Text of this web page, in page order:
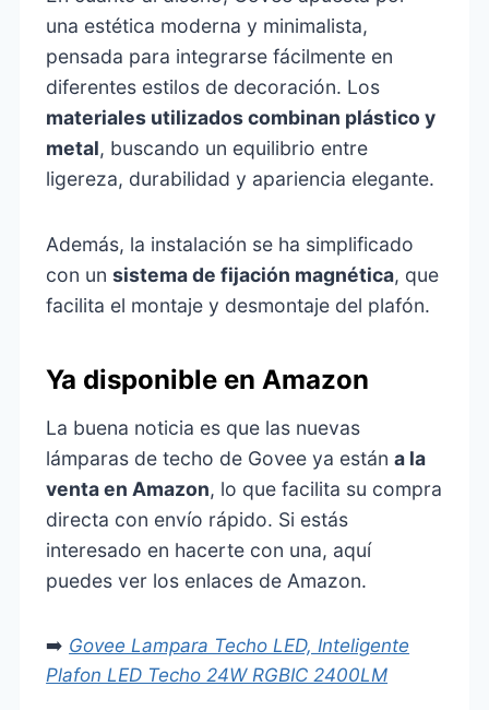
una estética moderna y minimalista,
pensada para integrarse fácilmente en
diferentes estilos de decoración. Los
materiales utilizados combinan plástico y
metal, buscando un equilibrio entre
ligereza, durabilidad y apariencia elegante.
Además, la instalación se ha simplificado
con unsistema de fijación magnética, que
facilita el montaje y desmontaje del plafón.
Ya disponible en Amazon
La buena noticia es que las nuevas
lámparas de techo de Govee ya estána la
venta en Amazon, lo que facilita su compra
directa con envío rápido. Si estás
interesado en hacerte con una, aquí
puedes ver los enlaces de Amazon.
➡️ Govee Lampara Techo LED, Inteligente
Plafon LED Techo 24W RGBIC 2400LM